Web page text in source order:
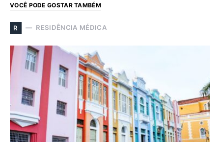
VOCÊ PODE GOSTAR TAMBÉM
R RESIDÊNCIA MÉDICA